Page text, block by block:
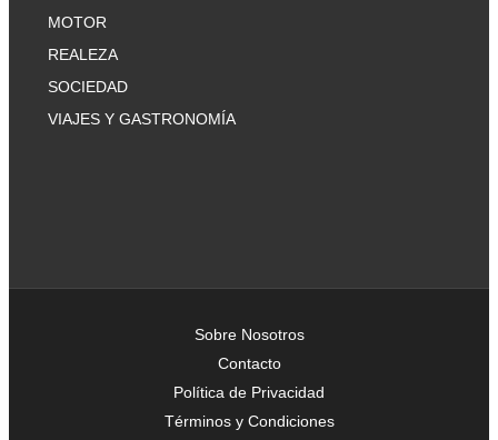
MOTOR
REALEZA
SOCIEDAD
VIAJES Y GASTRONOMÍA
Sobre Nosotros
Contacto
Política de Privacidad
Términos y Condiciones